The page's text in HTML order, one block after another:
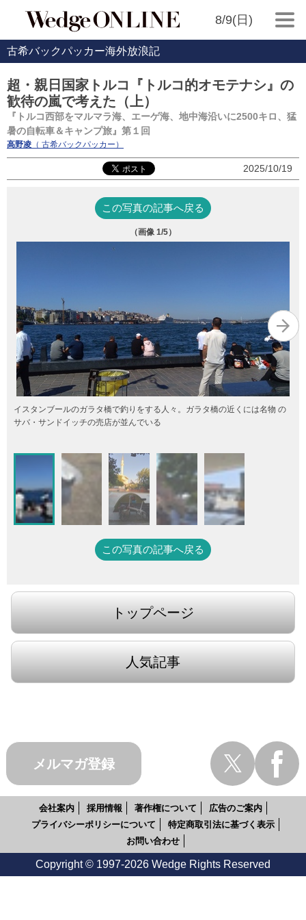
8/9(日)
古希バックパッカー海外放浪記
超・親日国家トルコ『トルコ的オモテナシ』の
歓待の嵐で考えた（上）
『トルコ西部をマルマラ海、エーゲ海、地中海沿いに2500キロ、猛
暑の自転車＆キャンプ旅』第１回
高野凌 （ 古希バックパッカー）
2025/10/19
この写真の記事へ戻る
（画像 1/5）
イスタンブールのガラタ橋で釣りをする人々。ガラタ橋の近くには名物 の
サバ・サンドイッチの売店が並んでいる
この写真の記事へ戻る
トップページ
人気記事
メルマガ登録
会社案内 採用情報 著作権について
広告のご案内
プライバシーポリシーについて
特定商取引法に基づく表示
お問い合わせ
Copyright © 1997-2026 Wedge Rights Reserved